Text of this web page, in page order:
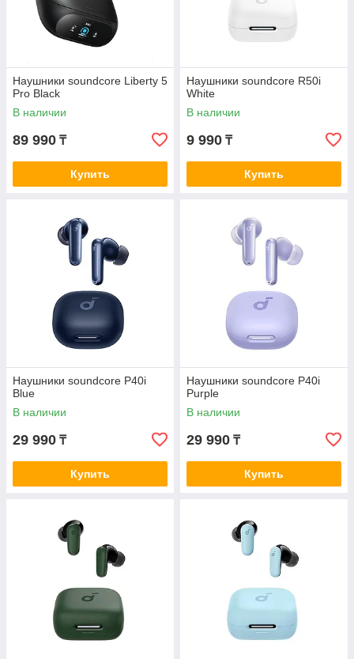
Наушники soundcore Liberty 5
Pro Black
В наличии
89 990 ₸
Купить
Наушники soundcore R50i
White
В наличии
9 990 ₸
Купить
Наушники soundcore P40i
Blue
В наличии
29 990 ₸
Купить
Наушники soundcore P40i
Purple
В наличии
29 990 ₸
Купить